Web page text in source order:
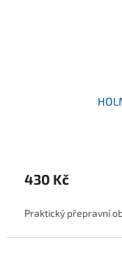
430 Kč
Praktický přepravní